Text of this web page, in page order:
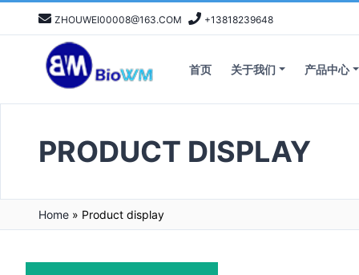
ZHOUWEI00008@163.COM +13818239648
首页 关于我们 产品中心
PRODUCT DISPLAY
Home » Product display